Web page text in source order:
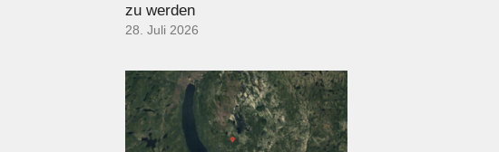
zu werden
28. Juli 2026